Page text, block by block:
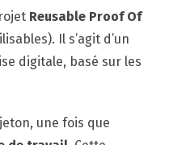
Reusable Proof Of
Il s’agit d’un
digitale, basé sur les
une fois que